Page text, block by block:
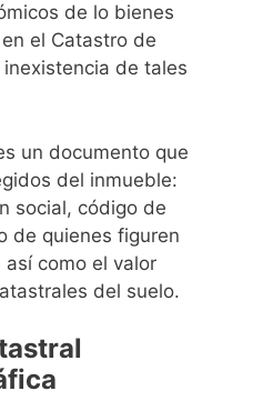
de lo bienes
el Catastro de
de tales
un documento que
del inmueble:
social, código de
de quienes figuren
como el valor
del suelo.